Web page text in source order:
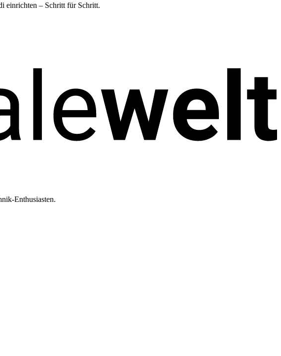
einrichten – Schritt für Schritt.
Enthusiasten.